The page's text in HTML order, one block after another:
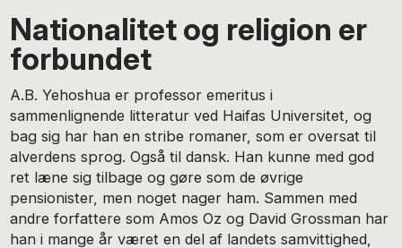
Nationalitet og religion er
forbundet
A.B. Yehoshua er professor emeritus i
sammenlignende litteratur ved Haifas Universitet, og
bag sig har han en stribe romaner, som er oversat til
alverdens sprog. Også til dansk. Han kunne med god
ret læne sig tilbage og gøre som de øvrige
pensionister, men noget nager ham. Sammen med
andre forfattere som Amos Oz og David Grossman har
han i mange år været en del af landets samvittighed,